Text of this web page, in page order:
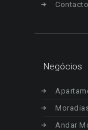
Negócios
Andar